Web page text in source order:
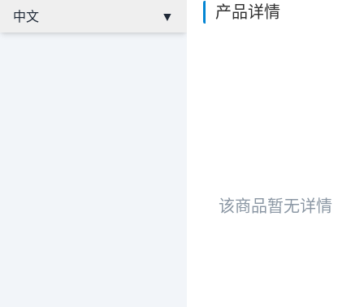
中文
▼ 产品详情
该商品暂无详情